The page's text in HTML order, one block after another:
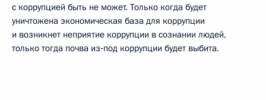
с коррупцией быть не может. Только когда будет
уничтожена экономическая база для коррупции
и возникнет неприятие коррупции в сознании людей,
только тогда почва из‑под коррупции будет выбита.